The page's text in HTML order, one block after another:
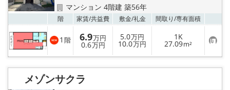
マンション 4階建 築56年
階 家賃/共益費 敷金/礼金 間取り/専有面積
1 階 6.9万円
0.6万円
5.0万円
10.0万円
1K
27.09m² お
気
に
メゾンサクラ